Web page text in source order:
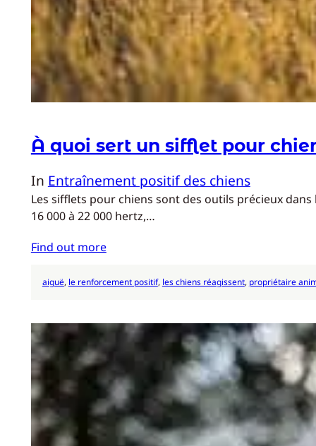
À quoi sert un sifflet pour
In Entraînement positif des chiens
Les sifflets pour chiens sont des outils précieux
16 000 à 22 000 hertz,…
Find out more
aiguë, le renforcement positif, les chiens réagissent, propriétaire